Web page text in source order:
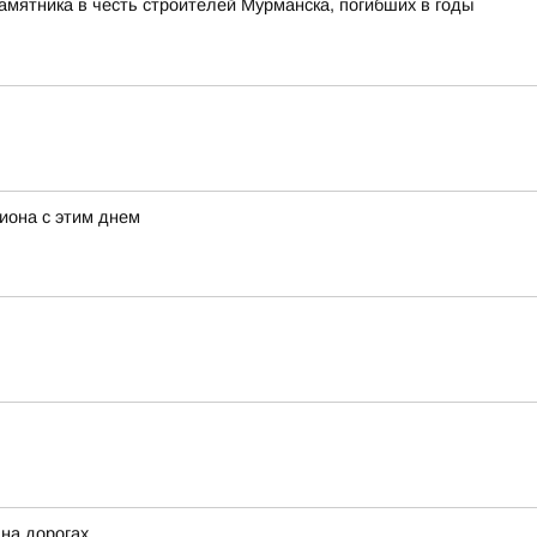
в честь строителей Мурманска, погибших в годы
с этим днем